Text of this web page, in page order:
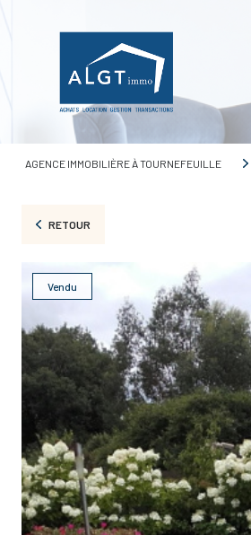
AGENCE IMMOBILIÈRE À TOURNEFEUILLE
RETOUR
Vendu